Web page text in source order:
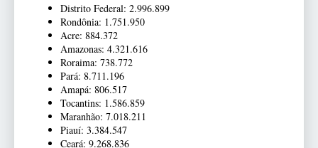
Distrito Federal: 2.996.899
Rondônia: 1.751.950
Acre: 884.372
Amazonas: 4.321.616
Roraima: 738.772
Pará: 8.711.196
Amapá: 806.517
Tocantins: 1.586.859
Maranhão: 7.018.211
Piauí: 3.384.547
Ceará: 9.268.836